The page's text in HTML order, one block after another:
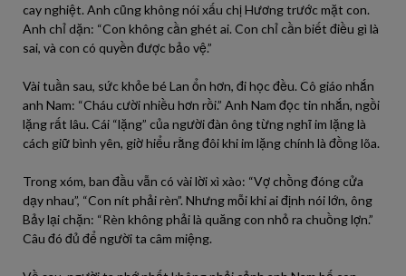
cay nghiệt. Anh cũng không nói xấu chị Hương trước mặt con.
Anh chỉ dặn: “Con không cần ghét ai. Con chỉ cần biết điều gì là
sai, và con có quyền được bảo vệ.”
Vài tuần sau, sức khỏe bé Lan ổn hơn, đi học đều. Cô giáo nhắn
anh Nam: “Cháu cười nhiều hơn rồi.” Anh Nam đọc tin nhắn, ngồi
lặng rất lâu. Cái “lặng” của người đàn ông từng nghĩ im lặng là
cách giữ bình yên, giờ hiểu rằng đôi khi im lặng chính là đồng lõa.
Trong xóm, ban đầu vẫn có vài lời xì xào: “Vợ chồng đóng cửa
dạy nhau”, “Con nít phải rèn”. Nhưng mỗi khi ai định nói lớn, ông
Bảy lại chặn: “Rèn không phải là quăng con nhỏ ra chuồng lợn.”
Câu đó đủ để người ta câm miệng.